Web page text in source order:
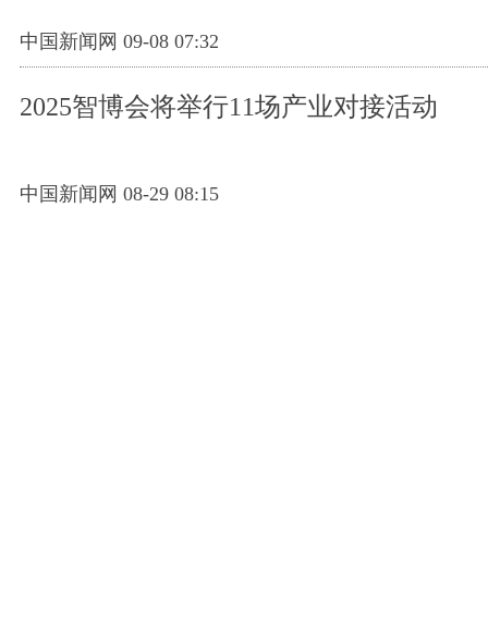
中国新闻网 09-08 07:32
2025智博会将举行11场产业对接活动
中国新闻网 08-29 08:15